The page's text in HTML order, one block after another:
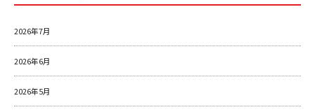
2026年7月
2026年6月
2026年5月